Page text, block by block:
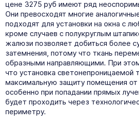
цене 3275 руб имеют ряд
Они превосходят многие
подходят для установки на окна с
кроме случаев с полукруглым
жалюзи позволяет добиться более
затемнения, потому что ткань
образными направляющими. При
что установка светонепроницаемой
максимальную защиту помещения от
особенно при попадании прямых
будет проходить через
периметру.